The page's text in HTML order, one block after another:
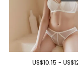
US$10.15 -